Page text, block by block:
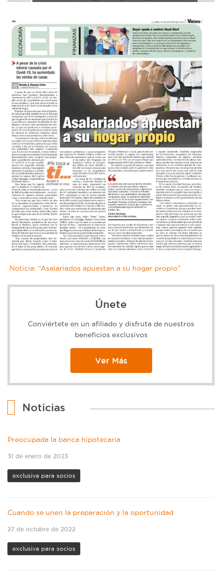
Noticia: “Asalariados apuestan a su hogar propio”
Únete
Conviértete en un afiliado y disfruta de nuestros
beneficios exclusivos
Ver Más
Noticias
Preocupada la banca hipotecaria
31 de enero de 2023
exclusiva para socios
Cuando se unen la preparación y la oportunidad
27 de octubre de 2022
exclusiva para socios